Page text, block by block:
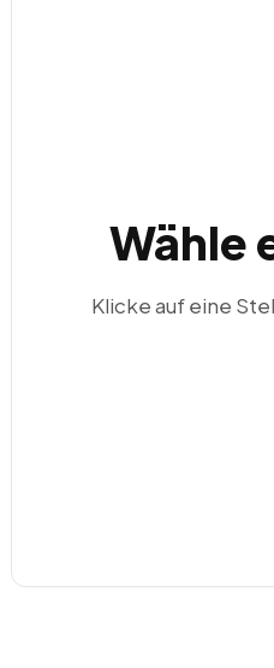
Wähle
Klicke auf eine